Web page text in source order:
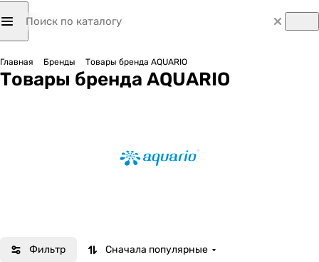
Главная Бренды Товары бренда AQUARIO
Товары бренда AQUARIO
Фильтр Сначала популярные